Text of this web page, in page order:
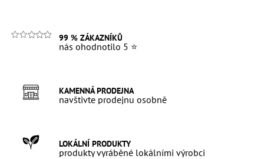
99 % ZÁKAZNÍKŮ
nás ohodnotilo 5 ⭐
KAMENNÁ PRODEJNA
navštivte prodejnu osobně
LOKÁLNÍ PRODUKTY
produkty vyráběné lokálními výrobci